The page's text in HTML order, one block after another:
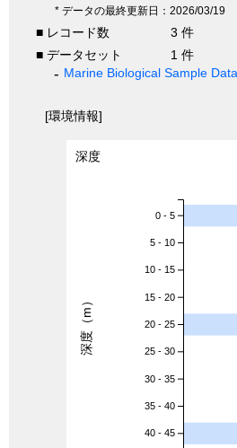
* データの最終更新日：2026/03/19
■ レコード数
3 件
■ データセット
1 件
Marine Biological Sample
[環境情報]
深度
0 - 5
5 - 10
10 - 15
15 - 20
20 - 25
25 - 30
30 - 35
35 - 40
40 - 45
深度（m）